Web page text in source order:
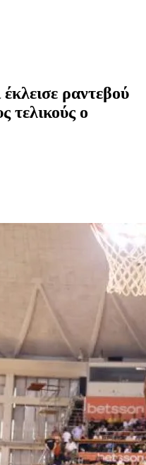
ραντεβού
τελικούς ο